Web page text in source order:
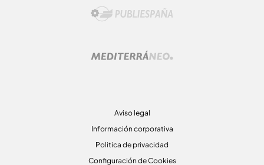
Aviso legal
Información corporativa
Politica de privacidad
Configuración de Cookies